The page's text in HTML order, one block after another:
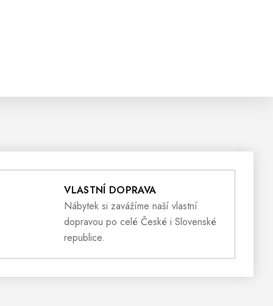
VLASTNÍ DOPRAVA
Nábytek si zavážíme naší vlastní
dopravou po celé České i Slovenské
republice.